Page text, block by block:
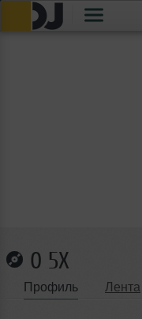
0 5X
Профиль Лента